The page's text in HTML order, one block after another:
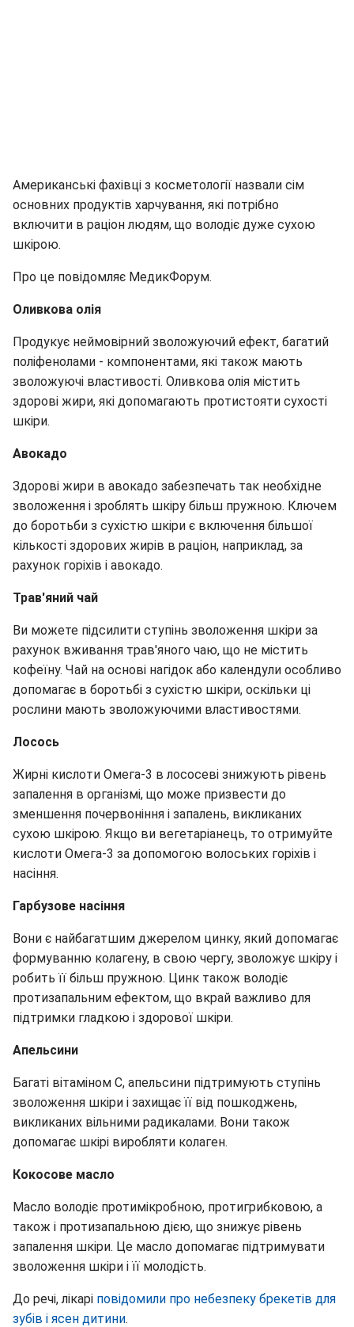
Американські фахівці з косметології назвали сім
основних продуктів харчування, які потрібно
включити в раціон людям, що володіє дуже сухою
шкірою.
Про це повідомляє МедикФорум.
Оливкова олія
Продукує неймовірний зволожуючий ефект, багатий
поліфенолами - компонентами, які також мають
зволожуючі властивості. Оливкова олія містить
здорові жири, які допомагають протистояти сухості
шкіри.
Авокадо
Здорові жири в авокадо забезпечать так необхідне
зволоження і зроблять шкіру більш пружною. Ключем
до боротьби з сухістю шкіри є включення більшої
кількості здорових жирів в раціон, наприклад, за
рахунок горіхів і авокадо.
Трав'яний чай
Ви можете підсилити ступінь зволоження шкіри за
рахунок вживання трав'яного чаю, що не містить
кофеїну. Чай на основі нагідок або календули особливо
допомагає в боротьбі з сухістю шкіри, оскільки ці
рослини мають зволожуючими властивостями.
Лосось
Жирні кислоти Омега-3 в лососеві знижують рівень
запалення в організмі, що може призвести до
зменшення почервоніння і запалень, викликаних
сухою шкірою. Якщо ви вегетаріанець, то отримуйте
кислоти Омега-3 за допомогою волоських горіхів і
насіння.
Гарбузове насіння
Вони є найбагатшим джерелом цинку, який допомагає
формуванню колагену, в свою чергу, зволожує шкіру і
робить її більш пружною. Цинк також володіє
протизапальним ефектом, що вкрай важливо для
підтримки гладкою і здорової шкіри.
Апельсини
Багаті вітаміном С, апельсини підтримують ступінь
зволоження шкіри і захищає її від пошкоджень,
викликаних вільними радикалами. Вони також
допомагає шкірі виробляти колаген.
Кокосове масло
Масло володіє протимікробною, протигрибковою, а
також і протизапальною дією, що знижує рівень
запалення шкіри. Це масло допомагає підтримувати
зволоження шкіри і її молодість.
До речі, лікарі повідомили про небезпеку брекетів для
зубів і ясен дитини.